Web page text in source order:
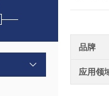
品牌
应用领